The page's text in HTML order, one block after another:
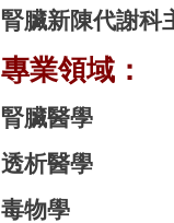
腎臟新陳代謝科
專業領域：
腎臟醫學
透析醫學
毒物學